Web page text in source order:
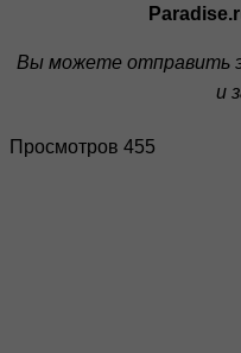
Вы можете отправить
и
Просмотров 455